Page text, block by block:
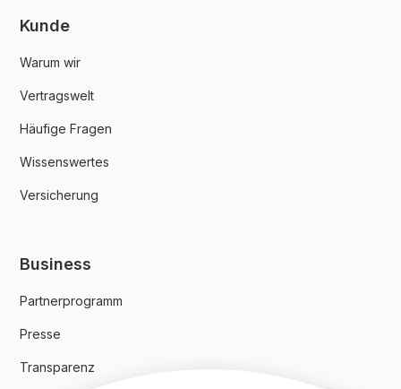
Kunde
Warum wir
Vertragswelt
Häufige Fragen
Wissenswertes
Versicherung
Business
Partnerprogramm
Presse
Transparenz